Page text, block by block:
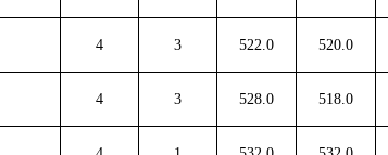
4 3 522.0 520.0
4 3 528.0 518.0